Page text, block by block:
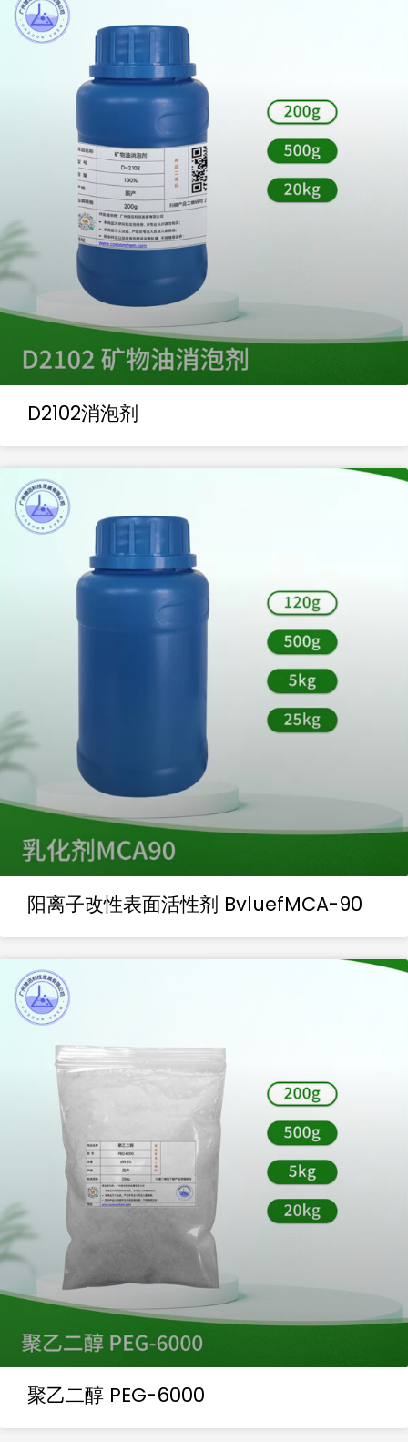
D2102消泡剂
阳离子改性表面活性剂 BvluefMCA-90
聚乙二醇 PEG-6000